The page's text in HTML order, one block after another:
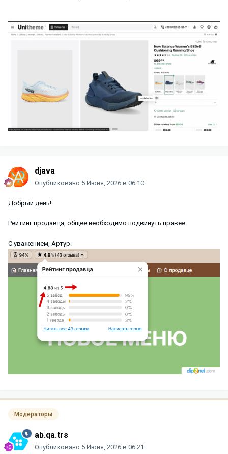
djava
Опубликовано 5 Июня, 2026 в 06:10
Добрый день!
Рейтинг продавца, общее необходимо подвинуть правее.
С уважением, Артур.
Модераторы
ab.qa.trs
Опубликовано 5 Июня, 2026 в 06:21